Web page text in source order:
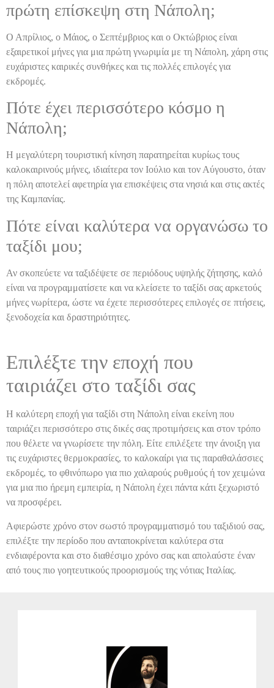
πρώτη επίσκεψη στη Νάπολη;
Ο Απρίλιος, ο Μάιος, ο Σεπτέμβριος και ο Οκτώβριος είναι
εξαιρετικοί μήνες για μια πρώτη γνωριμία με τη Νάπολη, χάρη στις
ευχάριστες καιρικές συνθήκες και τις πολλές επιλογές για
εκδρομές.
Πότε έχει περισσότερο κόσμο η
Νάπολη;
Η μεγαλύτερη τουριστική κίνηση παρατηρείται κυρίως τους
καλοκαιρινούς μήνες, ιδιαίτερα τον Ιούλιο και τον Αύγουστο, όταν
η πόλη αποτελεί αφετηρία για επισκέψεις στα νησιά και στις ακτές
της Καμπανίας.
Πότε είναι καλύτερα να οργανώσω το
ταξίδι μου;
Αν σκοπεύετε να ταξιδέψετε σε περιόδους υψηλής ζήτησης, καλό
είναι να προγραμματίσετε και να κλείσετε το ταξίδι σας αρκετούς
μήνες νωρίτερα, ώστε να έχετε περισσότερες επιλογές σε πτήσεις,
ξενοδοχεία και δραστηριότητες.
Επιλέξτε την εποχή που
ταιριάζει στο ταξίδι σας
Η καλύτερη εποχή για ταξίδι στη Νάπολη είναι εκείνη που
ταιριάζει περισσότερο στις δικές σας προτιμήσεις και στον τρόπο
που θέλετε να γνωρίσετε την πόλη. Είτε επιλέξετε την άνοιξη για
τις ευχάριστες θερμοκρασίες, το καλοκαίρι για τις παραθαλάσσιες
εκδρομές, το φθινόπωρο για πιο χαλαρούς ρυθμούς ή τον χειμώνα
για μια πιο ήρεμη εμπειρία, η Νάπολη έχει πάντα κάτι ξεχωριστό
να προσφέρει.
Αφιερώστε χρόνο στον σωστό προγραμματισμό του ταξιδιού σας,
επιλέξτε την περίοδο που ανταποκρίνεται καλύτερα στα
ενδιαφέροντα και στο διαθέσιμο χρόνο σας και απολαύστε έναν
από τους πιο γοητευτικούς προορισμούς της νότιας Ιταλίας.